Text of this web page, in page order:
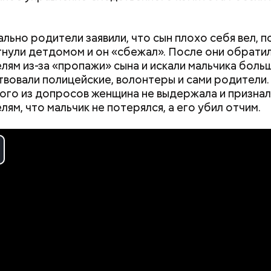
родители заявили, что сын плохо себя вел,
детдомом и он «сбежал». После они
из-за «пропажи» сына и искали мальчика
полицейские, волонтеры и сами
из допросов женщина не выдержала и
что мальчик не потерялся, а его убил отчим.
отравить только отчима. Тогда следователи
их смерти перешла бы сыну. Но спустя
заявил, что ранее уже травил других людей.
СМИ, подозрение следователей пало на 18-
бойца, которого Мутаев месяцем ранее избил и
что таким образом молодой человек